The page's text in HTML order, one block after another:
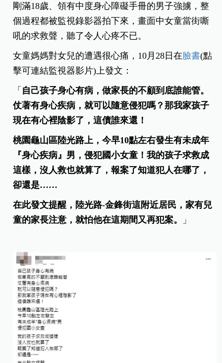
剛滿18歲、領有中度身心障礙手冊的男子強擄，整
個過程都被監視錄影器拍下來，畫面中女童當街嘶
吼的求救聲，聽了令人心疼不已。
女童媽媽對女兒的遭遇很心痛，10月28日在臉書(點
擊可連結監視器影片)上發文：
「 自己孩子身心有病，做家長的不顧到底誰能管。
仗著有身心疾病，就可以隨意侵犯嗎？那我家孩子
現在有心裡陰影了，這債誰來還！
桃園龜山區陸光路上，今早10點左右發生有未成年
『身心疾病』男，侵犯國小女童！我的孩子求救成
這樣，沒人救也就算了，報案了知道犯人在哪了，
卻還是……
在此發文提醒，陸光路-金鋒街這附近居民，家有兒
童的家長注意，就怕他在這期間又再犯案。
」